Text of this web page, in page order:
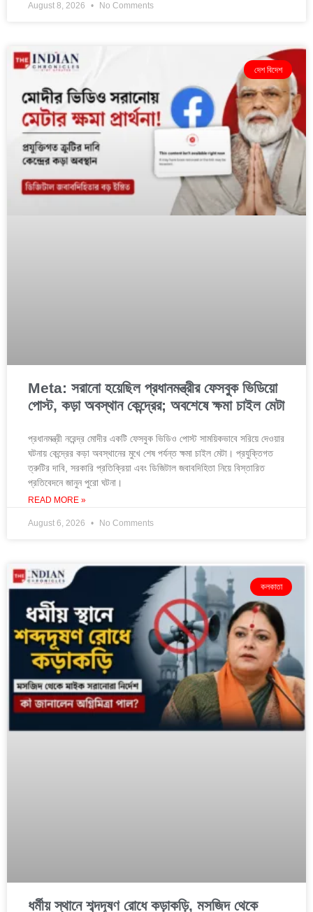
August 8, 2026 No Comments
দেশ বিদেশ
Meta: সরানো হয়েছিল প্রধানমন্ত্রীর ফেসবুক ভিডিয়ো
পোস্ট, কড়া অবস্থান কেন্দ্রের; অবশেষে ক্ষমা চাইল মেটা
প্রধানমন্ত্রী নরেন্দ্র মোদীর একটি ফেসবুক ভিডিও পোস্ট সাময়িকভাবে সরিয়ে দেওয়ার
ঘটনায় কেন্দ্রের কড়া অবস্থানের মুখে শেষ পর্যন্ত ক্ষমা চাইল মেটা। প্রযুক্তিগত
ত্রুটির দাবি, সরকারি প্রতিক্রিয়া এবং ডিজিটাল জবাবদিহিতা নিয়ে বিস্তারিত
প্রতিবেদনে জানুন পুরো ঘটনা।
READ MORE »
August 6, 2026 No Comments
কলকাতা
ধর্মীয় স্থানে শব্দদূষণ রোধে কড়াকড়ি, মসজিদ থেকে